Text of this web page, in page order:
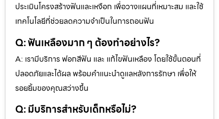
ประเมินโครงสร้างฟันและเหงือก เพื่อวางแผนที่เหมาะสม และใช้
เทคโนโลยีที่ช่วยลดความจำเป็นในการถอนฟัน
Q: ฟันเหลืองมาก ๆ ต้องทำอย่างไร?
A: เรามีบริการ ฟอกสีฟัน และ แก้ไขฟันเหลือง โดยใช้ขั้นตอนที่
ปลอดภัยและได้ผล พร้อมคำแนะนำดูแลหลังการรักษา เพื่อให้
รอยยิ้มของคุณสว่างขึ้น
Q: มีบริการสำหรับเด็กหรือไม่?